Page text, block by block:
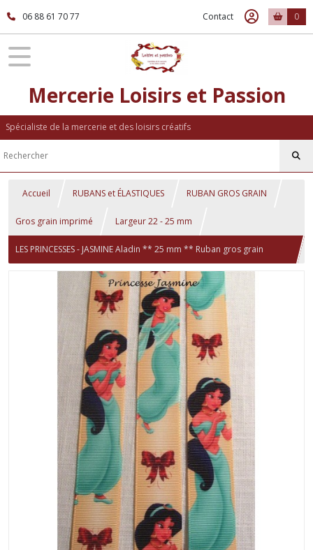
06 88 61 70 77 Contact 0
Mercerie Loisirs et Passion
Spécialiste de la mercerie et des loisirs créatifs
Accueil RUBANS et ÉLASTIQUES RUBAN GROS GRAIN
Gros grain imprimé Largeur 22 - 25 mm
LES PRINCESSES - JASMINE Aladin ** 25 mm ** Ruban gros grain
imprimé - Longueur au choix